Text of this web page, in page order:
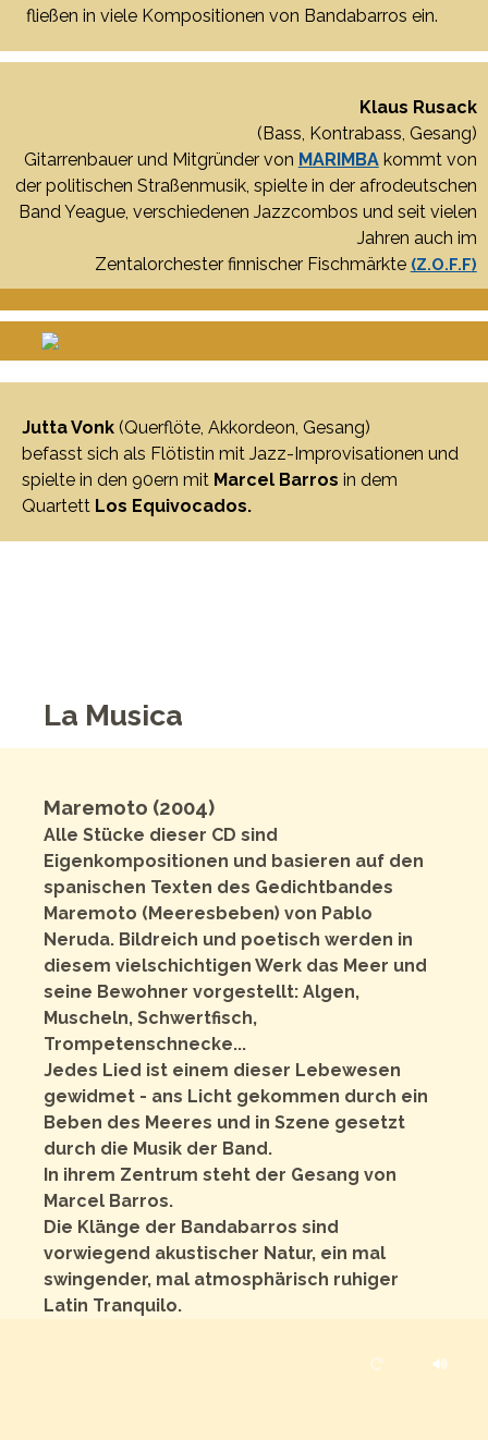
fließen in viele Kompositionen von Bandabarros ein.
Klaus Rusack
(Bass, Kontrabass, Gesang)
Gitarrenbauer und Mitgründer von MARIMBA kommt von
der politischen Straßenmusik, spielte in der afrodeutschen
Band Yeague, verschiedenen Jazzcombos und seit vielen
Jahren auch im
Zentalorchester finnischer Fischmärkte (Z.O.F.F)
Jutta Vonk (Querflöte, Akkordeon, Gesang)
befasst sich als Flötistin mit Jazz-Improvisationen und
spielte in den 90ern mit Marcel Barros in dem
Quartett Los Equivocados.
La Musica
Maremoto (2004)
Alle Stücke dieser CD sind
Eigenkompositionen und basieren auf den
spanischen Texten des Gedichtbandes
Maremoto (Meeresbeben) von Pablo
Neruda. Bildreich und poetisch werden in
diesem vielschichtigen Werk das Meer und
seine Bewohner vorgestellt: Algen,
Muscheln, Schwertfisch,
Trompetenschnecke...
Jedes Lied ist einem dieser Lebewesen
gewidmet - ans Licht gekommen durch ein
Beben des Meeres und in Szene gesetzt
durch die Musik der Band.
In ihrem Zentrum steht der Gesang von
Marcel Barros.
Die Klänge der Bandabarros sind
vorwiegend akustischer Natur, ein mal
swingender, mal atmosphärisch ruhiger
Latin Tranquilo.